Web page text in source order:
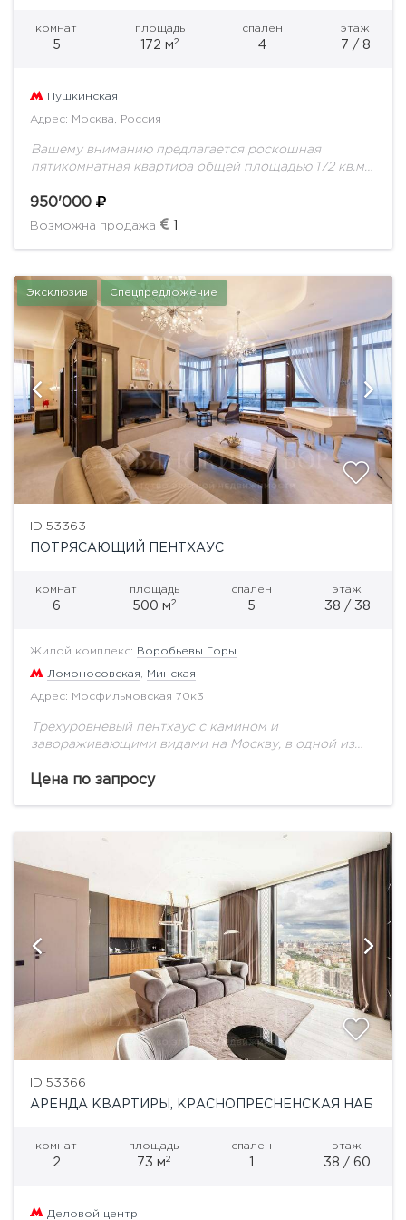
комнат
5
площадь
172 м2
спален
4
этаж
7 / 8
Пушкинская
Адрес: Москва, Россия
Вашему вниманию предлагается роскошная
пятикомнатная квартира общей площадью 172 кв.м.
просторная квартира с новым качественным
ремонтом, выполненным по уникальному дизайн-
950'000
Возможна продажа 1
Эксклюзив Спецпредложение
ID 53363
ПОТРЯСАЮЩИЙ ПЕНТХАУС
комнат
6
площадь
500 м2
спален
5
этаж
38 / 38
Жилой комплекс: Воробьевы Горы
Ломоносовская Минская
Адрес: Мосфильмовская 70к3
Трехуровневый пентхаус с камином и
завораживающими видами на Москву, в одной из
находится на западе Столицы, славится своей
Цена по запросу
ID 53366
АРЕНДА КВАРТИРЫ, КРАСНОПРЕСНЕНСКАЯ НАБ
комнат
2
площадь
73 м2
спален
1
этаж
38 / 60
Деловой центр